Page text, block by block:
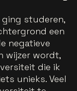
ging studeren,
een
negatieve
wijzer wordt,
die ik
unieks. Veel